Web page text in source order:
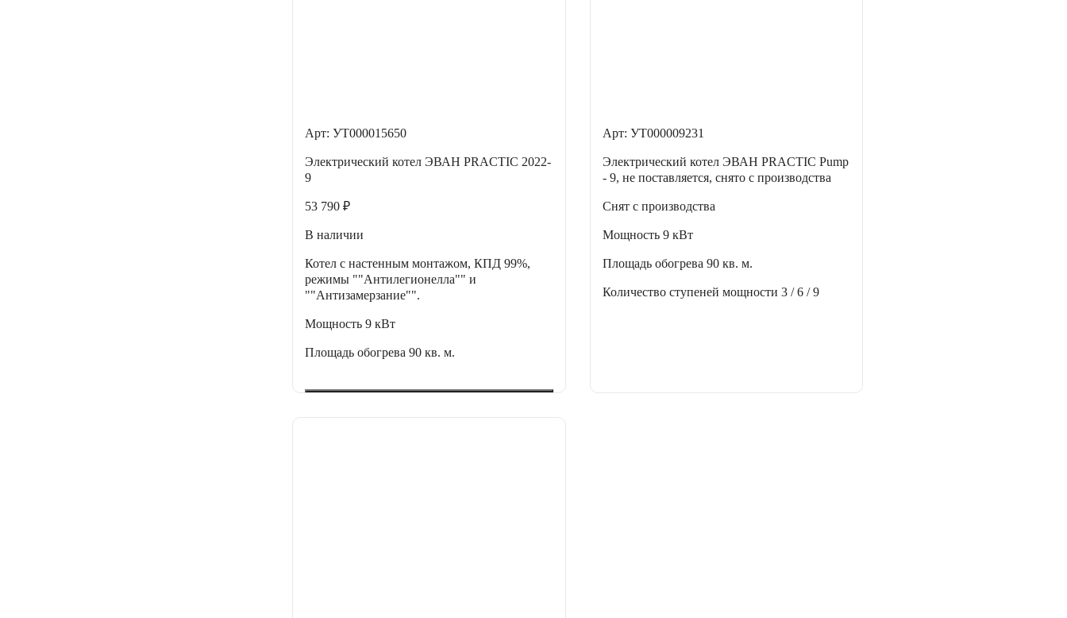
Арт: УТ000015650
Электрический котел ЭВАН PRACTIC 2022-
9
53 790 ₽
В наличии
Котел с настенным монтажом, КПД 99%,
режимы ""Антилегионелла"" и
""Антизамерзание"".
Мощность 9 кВт
Площадь обогрева 90 кв. м.
Арт: УТ000009231
Электрический котел ЭВАН PRACTIC Pump
- 9, не поставляется, снято с производства
Снят с производства
Мощность 9 кВт
Площадь обогрева 90 кв. м.
Количество ступеней мощности 3 / 6 / 9